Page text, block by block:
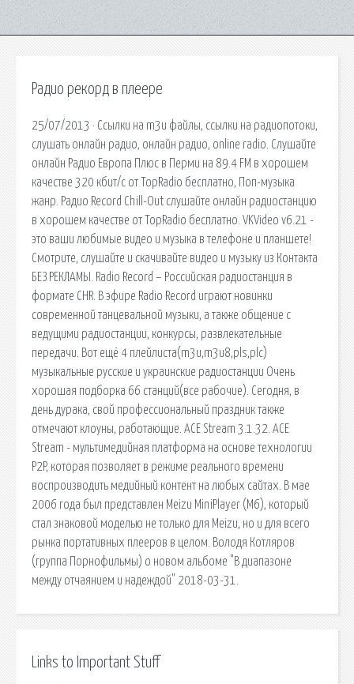
Радио рекорд в плеере
25/07/2013 · Ссылки на m3u файлы, ссылки на радиопотоки,
слушать онлайн радио, онлайн радио, online radio. Слушайте
онлайн Радио Европа Плюс в Перми на 89.4 FM в хорошем
качестве 320 кбит/с от TopRadio бесплатно, Поп-музыка
жанр. Радио Record Chill-Out слушайте онлайн радиостанцию
в хорошем качестве от TopRadio бесплатно. VKVideo v6.21 -
это ваши любимые видео и музыка в телефоне и планшете!
Смотрите, слушайте и скачивайте видео и музыку из Контакта
БЕЗ РЕКЛАМЫ. Radio Record – Российская радиостанция в
формате CHR. В эфире Radio Record играют новинки
современной танцевальной музыки, а также общение с
ведущими радиостанции, конкурсы, развлекательные
передачи. Вот ещё 4 плейлиста(m3u,m3u8,pls,plc)
музыкальные русские и украинские радиостанции Очень
хорошая подборка 66 станций(все рабочие). Сегодня, в
день дурака, свой профессиональный праздник также
отмечают клоуны, работающие. ACE Stream 3.1.32. ACE
Stream - мультимедийная платформа на основе технологии
P2P, которая позволяет в режиме реального времени
воспроизводить медийный контент на любых сайтах. В мае
2006 года был представлен Meizu MiniPlayer (M6), который
стал знаковой моделью не только для Meizu, но и для всего
рынка портативных плееров в целом. Володя Котляров
(группа Порнофильмы) о новом альбоме "В диапазоне
между отчаянием и надеждой" 2018-03-31.
Links to Important Stuff